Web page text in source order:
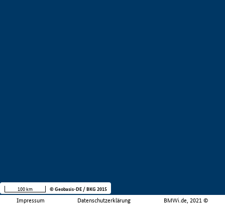
Impressum Datenschutzerklärung BMWi.de, 2021 ©
100 km © Geobasis-DE / BKG 2015